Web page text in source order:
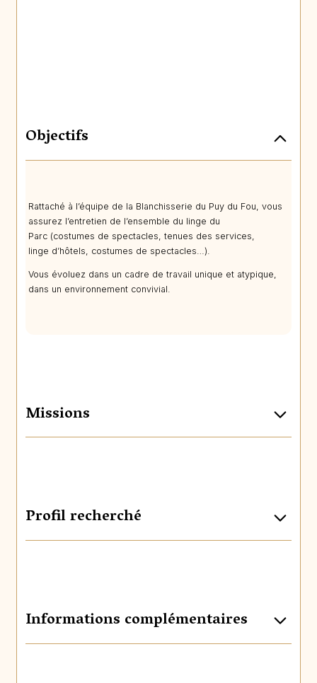
Objectifs
Rattaché à l’équipe de la Blanchisserie du Puy du Fou, vous
assurez l’entretien de l’ensemble du linge du
Parc (costumes de spectacles, tenues des services,
linge d’hôtels, costumes de spectacles…).
Vous évoluez dans un cadre de travail unique et atypique,
dans un environnement convivial.
Missions
Profil recherché
Informations complémentaires